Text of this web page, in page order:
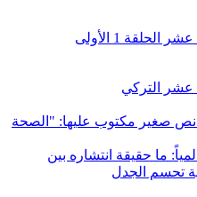
1 الأولى
التركي
ما حقيقة انتشاره بين
تحسم الجدل